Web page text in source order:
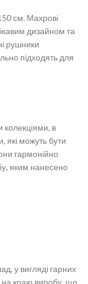
см. Махрові
дизайном та
рушники
підходять для
колекціями, в
які можуть бути
гармонійно
яким нанесено
у вигляді гарних
на краю виробу, що